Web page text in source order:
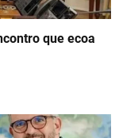
que ecoa